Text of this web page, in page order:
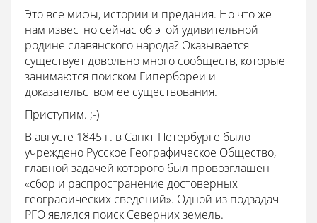
Это все мифы, истории и предания. Но что же
нам известно сейчас об этой удивительной
родине славянского народа? Оказывается
существует довольно много сообществ, которые
занимаются поиском Гипербореи и
доказательством ее существования.
Приступим. ;-)
В августе 1845 г. в Санкт-Петербурге было
учреждено Русское Географическое Общество,
главной задачей которого был провозглашен
«сбор и распространение достоверных
географических сведений». Одной из подзадач
РГО являлся поиск Северних земель.